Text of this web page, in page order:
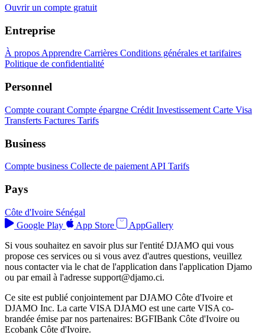
Ouvrir un compte gratuit
Entreprise
À propos Apprendre Carrières Conditions générales et tarifaires
Politique de confidentialité
Personnel
Compte courant Compte épargne Crédit Investissement Carte Visa
Transferts Factures Tarifs
Business
Compte business Collecte de paiement API Tarifs
Pays
Côte d'Ivoire Sénégal
Google Play
App Store
AppGallery
Si vous souhaitez en savoir plus sur l'entité DJAMO qui vous
propose ces services ou si vous avez d'autres questions, veuillez
nous contacter via le chat de l'application dans l'application Djamo
ou par email à l'adresse support@djamo.ci.
Ce site est publié conjointement par DJAMO Côte d'Ivoire et
DJAMO Inc. La carte VISA DJAMO est une carte VISA co-
brandée émise par nos partenaires: BGFIBank Côte d'Ivoire ou
Ecobank Côte d'Ivoire.